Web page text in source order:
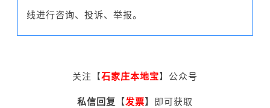
线进行咨询、投诉、举报。
关注【石家庄本地宝】公众号
私信回复 【发票】 即可获取